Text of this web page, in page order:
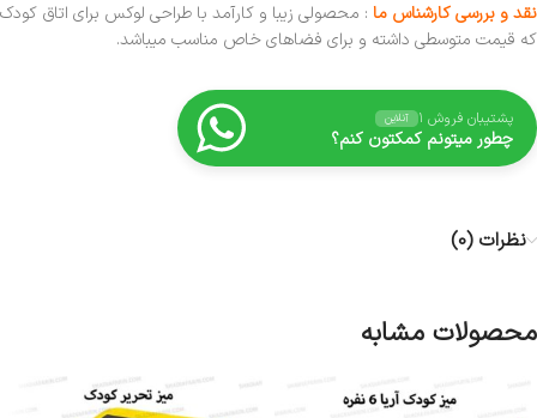
نقد و بررسی کارشناس ما : محصولی زیبا و کارآمد با طراحی لوکس برای اتاق کودک
که قیمت متوسطی داشته و برای فضاهای خاص مناسب میباشد.
پشتیبان فروش ۱ آنلاین
چطور میتونم کمکتون کنم؟
نظرات (0)
محصولات مشابه